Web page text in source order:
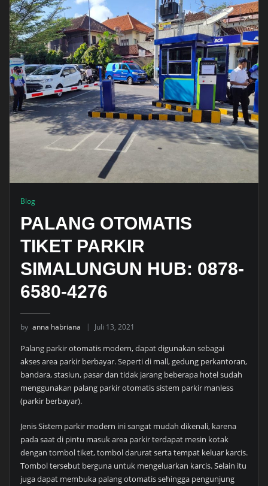
Blog
PALANG OTOMATIS
TIKET PARKIR
SIMALUNGUN HUB: 0878-
6580-4276
by anna habriana Juli 13, 2021
Palang parkir otomatis modern, dapat digunakan sebagai
akses area parkir berbayar. Seperti di mall, gedung perkantoran,
bandara, stasiun, pasar dan tidak jarang beberapa hotel sudah
menggunakan palang parkir otomatis sistem parkir manless
(parkir berbayar).
Jenis Sistem parkir modern ini sangat mudah dikenali, karena
pada saat di pintu masuk area parkir terdapat mesin kotak
dengan tombol tiket, tombol darurat serta tempat keluar karcis.
Tombol tersebut berguna untuk mengeluarkan karcis. Selain itu
juga dapat membuka palang otomatis sehingga pengunjung